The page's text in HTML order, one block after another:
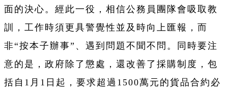
面的決心。經此一役，相信公務員團隊會吸取教
訓，工作時須更具警覺性並及時向上匯報，而
非“按本子辦事”、遇到問題不聞不問。同時要注
意的是，政府除了懲處，還改善了採購制度，包
括自1月1日起，要求超過1500萬元的貨品合約必